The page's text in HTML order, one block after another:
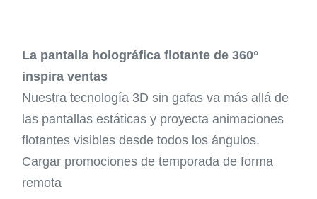
La pantalla holográfica flotante de 360°
inspira ventas
Nuestra tecnología 3D sin gafas va más allá de
las pantallas estáticas y proyecta animaciones
flotantes visibles desde todos los ángulos.
Cargar promociones de temporada de forma
remota